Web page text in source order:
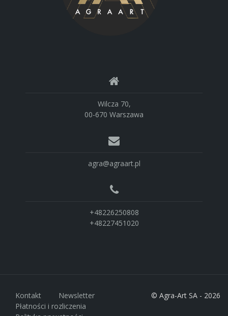
Wilcza 70,
00-670 Warszawa
agra@agraart.pl
+48226250808
+48227451020
Kontakt
Newsletter
Płatności i rozliczenia
© Agra-Art SA - 2026